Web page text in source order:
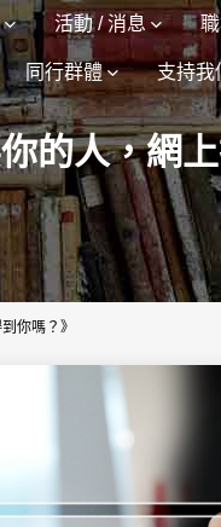
活動 / 消息
同行群體 支持我
的人，網
你嗎？》